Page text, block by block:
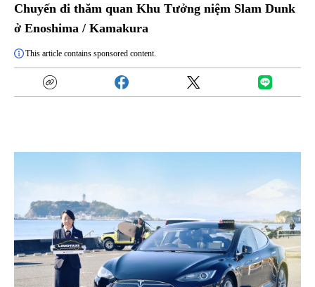
Chuyến đi thăm quan Khu Tưởng niệm Slam Dunk
ở Enoshima / Kamakura
This article contains sponsored content.